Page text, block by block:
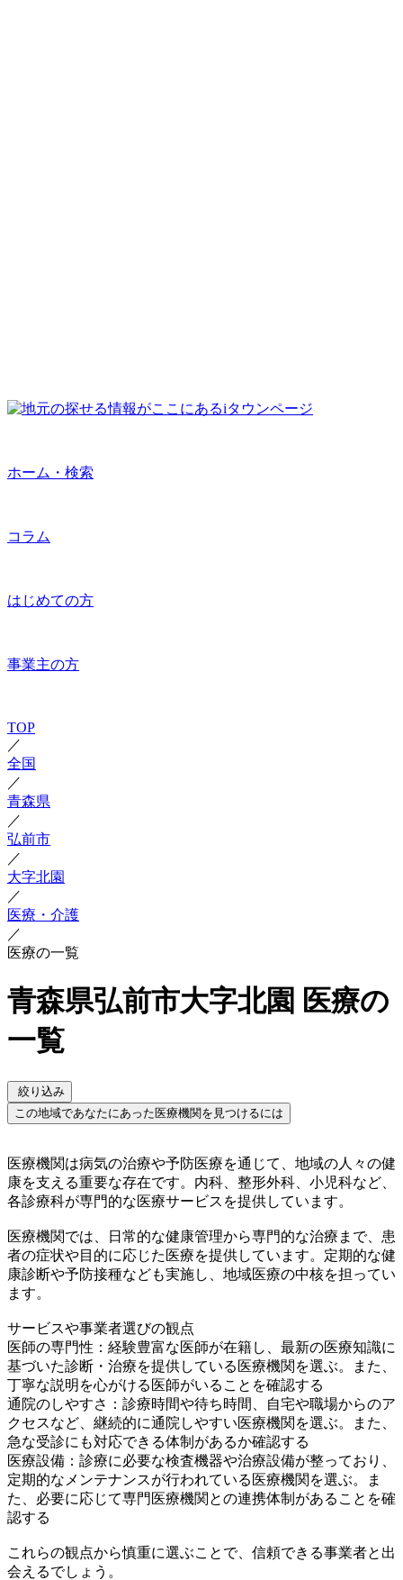
ホーム・検索
コラム
はじめての方
事業主の方
TOP
／
全国
／
青森県
／
弘前市
／
大字北園
／
医療・介護
／
医療の一覧
青森県弘前市大字北園 医療の
一覧
絞り込み
この地域であなたにあった医療機関を見つけるには
医療機関は病気の治療や予防医療を通じて、地域の人々の健
康を支える重要な存在です。内科、整形外科、小児科など、
各診療科が専門的な医療サービスを提供しています。
医療機関では、日常的な健康管理から専門的な治療まで、患
者の症状や目的に応じた医療を提供しています。定期的な健
康診断や予防接種なども実施し、地域医療の中核を担ってい
ます。
サービスや事業者選びの観点
医師の専門性：経験豊富な医師が在籍し、最新の医療知識に
基づいた診断・治療を提供している医療機関を選ぶ。また、
丁寧な説明を心がける医師がいることを確認する
通院のしやすさ：診療時間や待ち時間、自宅や職場からのア
クセスなど、継続的に通院しやすい医療機関を選ぶ。また、
急な受診にも対応できる体制があるか確認する
医療設備：診療に必要な検査機器や治療設備が整っており、
定期的なメンテナンスが行われている医療機関を選ぶ。ま
た、必要に応じて専門医療機関との連携体制があることを確
認する
これらの観点から慎重に選ぶことで、信頼できる事業者と出
会えるでしょう。